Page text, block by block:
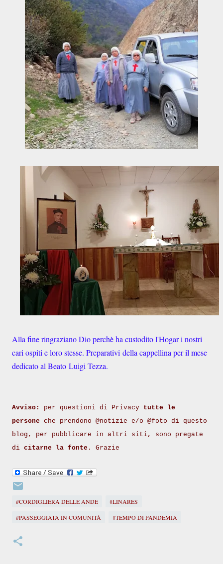
Alla fine ringraziano Dio perchè ha custodito l'Hogar i nostri
cari ospiti e loro stesse. Preparativi della cappellina per il mese
dedicato al Beato Luigi Tezza.
Avviso: per questioni di Privacy tutte le
persone che prendono @notizie e/o @foto di questo
blog, per pubblicare in altri siti, sono pregate
di citarne la fonte . Grazie
#CORDIGLIERA DELLE ANDE
#LINARES
#PASSEGGIATA IN COMUNITÀ
#TEMPO DI PANDEMIA